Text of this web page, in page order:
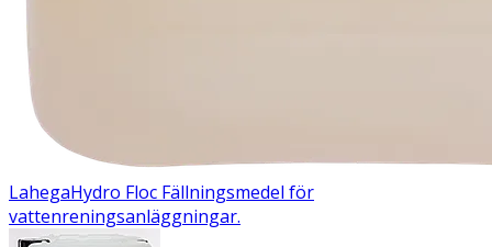
LahegaHydro Floc Fällningsmedel för
vattenreningsanläggningar.